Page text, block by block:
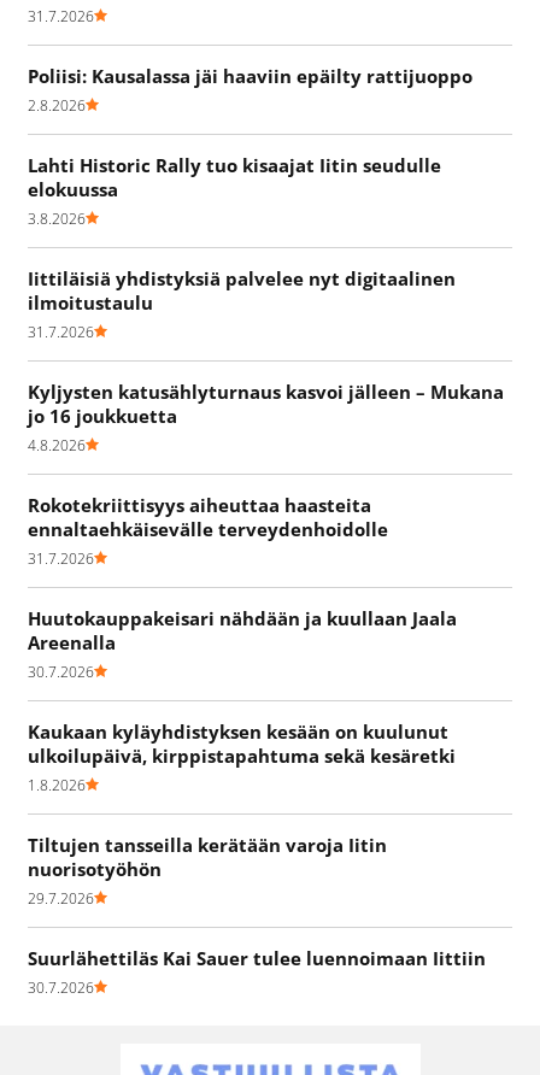
31.7.2026
Poliisi: Kausalassa jäi haaviin epäilty rattijuoppo
2.8.2026
Lahti Historic Rally tuo kisaajat Iitin seudulle
elokuussa
3.8.2026
Iittiläisiä yhdistyksiä palvelee nyt digitaalinen
ilmoitustaulu
31.7.2026
Kyljysten katusählyturnaus kasvoi jälleen – Mukana
jo 16 joukkuetta
4.8.2026
Rokotekriittisyys aiheuttaa haasteita
ennaltaehkäisevälle terveydenhoidolle
31.7.2026
Huutokauppakeisari nähdään ja kuullaan Jaala
Areenalla
30.7.2026
Kaukaan kyläyhdistyksen kesään on kuulunut
ulkoilupäivä, kirppistapahtuma sekä kesäretki
1.8.2026
Tiltujen tansseilla kerätään varoja Iitin
nuorisotyöhön
29.7.2026
Suurlähettiläs Kai Sauer tulee luennoimaan Iittiin
30.7.2026